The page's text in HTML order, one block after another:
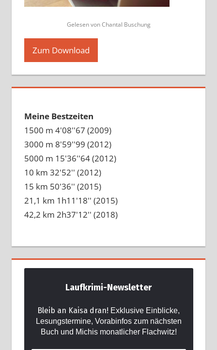
Gelesen von Chantal Buschung
Zum Download
Meine Bestzeiten
1500 m 4'08''67 (2009)
3000 m 8'59''99 (2012)
5000 m 15'36''64 (2012)
10 km 32'52'' (2012)
15 km 50'36'' (2015)
21,1 km 1h11'18'' (2015)
42,2 km 2h37'12'' (2018)
Laufkrimi-Newsletter
Bleib an Kaisa dran! Exklusive Einblicke,
Lesungstermine, Vorabinfos zum nächsten
Buch und Michis monatlicher Flachwitz!